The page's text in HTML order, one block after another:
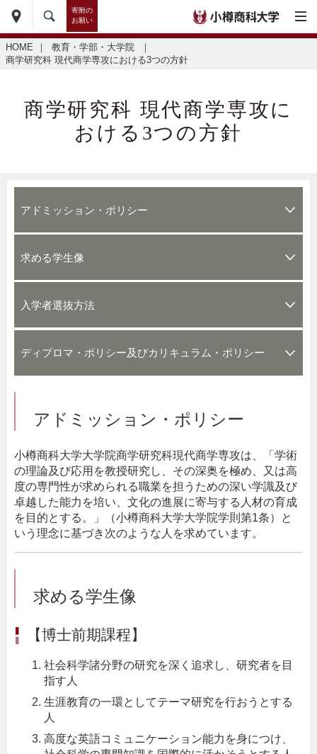
寄附の
お願い
HOME ｜ 教育・学部・大学院
｜
商学研究科 現代商学専攻における3つの方針
商学研究科 現代商学専攻に
おける3つの方針
アドミッション・ポリシー
求める学生像
入学者選抜方法
ディプロマ・ポリシー及びカリキュラム・ポリシー
アドミッション・ポリシー
小樽商科大学大学院商学研究科現代商学専攻は、「学術
の理論及び応用を教授研究し、その深奥を極め、又は高
度の専門性が求められる職業を担うための深い学識及び
卓越した能力を培い、文化の進展に寄与する人材の育成
を目的とする。」（小樽商科大学大学院学則第1条）と
いう理念に基づき次のような人を求めています。
求める学生像
【博士前期課程】
社会科学諸分野の研究を深く追求し、研究者を目
指す人
生涯教育の一環としてテーマ研究を行おうとする
人
高度な英語コミュニケーション能力を身につけ、